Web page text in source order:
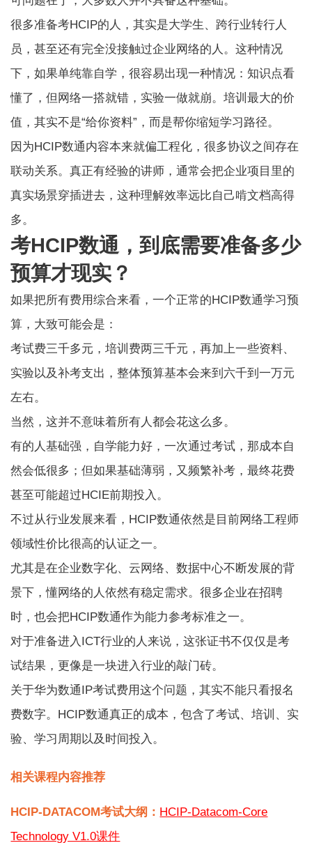
很多准备考HCIP的人，其实是大学生、跨行业转行人
员，甚至还有完全没接触过企业网络的人。这种情况
下，如果单纯靠自学，很容易出现一种情况：知识点看
懂了，但网络一搭就错，实验一做就崩。培训最大的价
值，其实不是“给你资料”，而是帮你缩短学习路径。
因为HCIP数通内容本来就偏工程化，很多协议之间存在
联动关系。真正有经验的讲师，通常会把企业项目里的
真实场景穿插进去，这种理解效率远比自己啃文档高得
多。
考HCIP数通，到底需要准备多少
预算才现实？
如果把所有费用综合来看，一个正常的HCIP数通学习预
算，大致可能会是：
考试费三千多元，培训费两三千元，再加上一些资料、
实验以及补考支出，整体预算基本会来到六千到一万元
左右。
当然，这并不意味着所有人都会花这么多。
有的人基础强，自学能力好，一次通过考试，那成本自
然会低很多；但如果基础薄弱，又频繁补考，最终花费
甚至可能超过HCIE前期投入。
不过从行业发展来看，HCIP数通依然是目前网络工程师
领域性价比很高的认证之一。
尤其是在企业数字化、云网络、数据中心不断发展的背
景下，懂网络的人依然有稳定需求。很多企业在招聘
时，也会把HCIP数通作为能力参考标准之一。
对于准备进入ICT行业的人来说，这张证书不仅仅是考
试结果，更像是一块进入行业的敲门砖。
关于华为数通IP考试费用这个问题，其实不能只看报名
费数字。HCIP数通真正的成本，包含了考试、培训、实
验、学习周期以及时间投入。
相关课程内容推荐
HCIP-DATACOM考试大纲： HCIP-Datacom-Core
Technology V1.0课件